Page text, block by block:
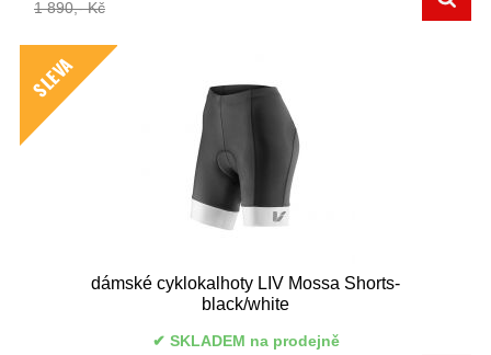
1 890,- Kč
SLEVA
dámské cyklokalhoty LIV Mossa Shorts-
black/white
SKLADEM na prodejně